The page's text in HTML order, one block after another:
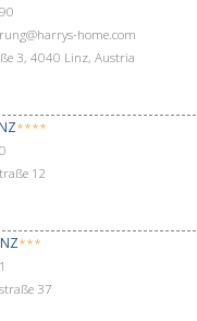
home.com
3, 4040 Linz, Austria
****
12
***
37